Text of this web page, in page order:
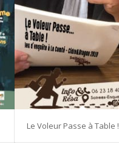
Le Voleur Passe à Table !